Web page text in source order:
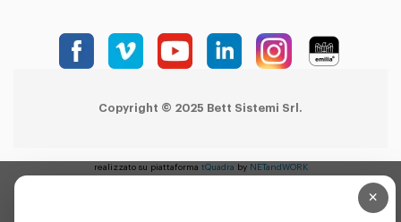
Copyright © 2025 Bett Sistemi Srl.
×
realizzato su piattaforma tQuadra by NETandWORK